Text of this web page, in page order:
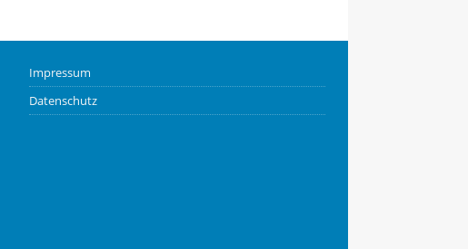
Impressum
Datenschutz